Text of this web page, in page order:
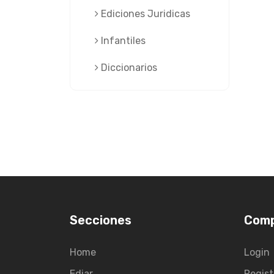
Ediciones Juridicas
Infantiles
Diccionarios
Secciones
Home
Login